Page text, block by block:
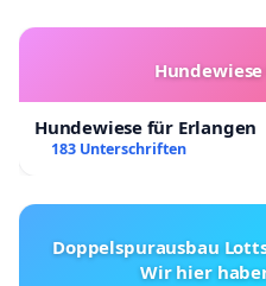
Hundewiese für Erlangen
183 Unterschriften
Doppelspurausbau
Wir hier